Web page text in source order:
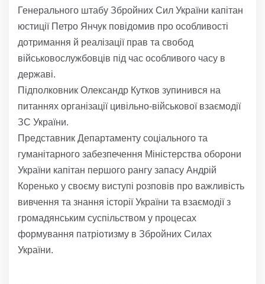
Генерального штабу Збройних Сил України капітан
юстиції Петро Янчук повідомив про особливості
дотримання й реалізації прав та свобод
військовослужбовців під час особливого часу в
державі.
Підполковник Олександр Кутков зупинився на
питаннях організації цивільно-військової взаємодії
ЗС України.
Представник Департаменту соціального та
гуманітарного забезпечення Міністерства оборони
України капітан першого рангу запасу Андрій
Коренько у своєму виступі розповів про важливість
вивчення та знання історії України та взаємодії з
громадянським суспільством у процесах
формування патріотизму в Збройних Силах
України.